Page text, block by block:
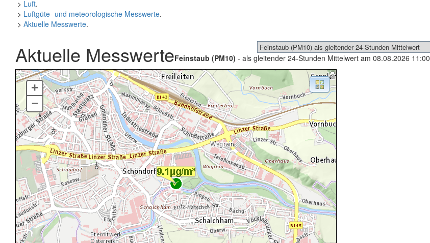
> Luft.
> Luftgüte- und meteorologische Messwerte.
> Aktuelle Messwerte.
Aktuelle MesswerteFeinstaub (PM10) - als gleitender 24-Stunden Mittelwert am 08.08.2026 11:00
+
–